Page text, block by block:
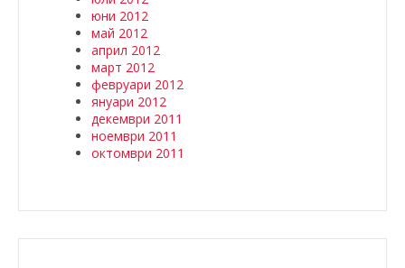
юни 2012
май 2012
април 2012
март 2012
февруари 2012
януари 2012
декември 2011
ноември 2011
октомври 2011